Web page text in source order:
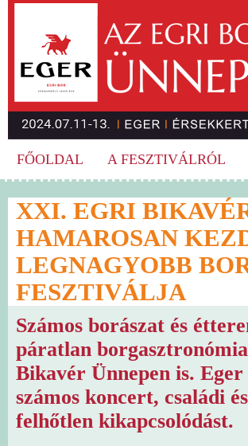
FŐOLDAL A FESZTIVÁLRÓL
XXI. EGRI
HAMAROSAN
LEGNAGYOBB
FESZTIVÁLJA
Számos borászat és
páratlan
Bikavér Ünnepen is.
számos koncert, családi
felhőtlen kikapcsolódást.